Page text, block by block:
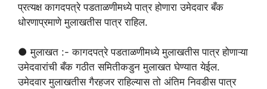
प्रत्यक्ष कागदपत्रे पडताळणीमध्ये पात्र होणारा उमेदवार बँक
धोरणाप्रमाणे मुलाखतीस पात्र राहिल.
● मुलाखत :- कागदपत्रे पडताळणीमध्ये मुलाखतीस पात्र होणाऱ्या
उमेदवारांची बँक गठीत समितीकडुन मुलाखत घेण्यात येईल.
उमेदवार मुलाखतीस गैरहजर राहिल्यास तो अंतिम निवडीस पात्र